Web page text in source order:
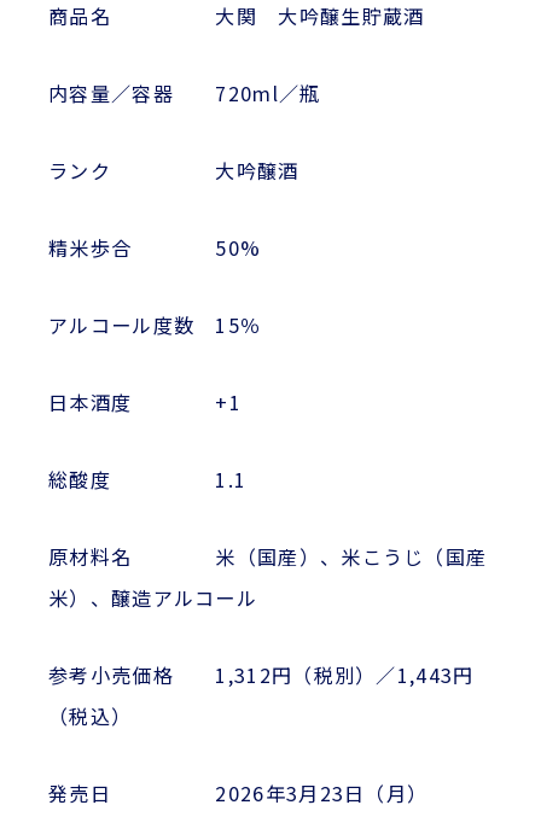
商品名 大関 大吟醸生貯蔵酒
内容量／容器 720ml／瓶
ランク 大吟醸酒
精米歩合 50%
アルコール度数 15％
日本酒度 +1
総酸度 1.1
原材料名 米（国産）、米こうじ（国産
米）、醸造アルコール
参考小売価格 1,312円（税別）／1,443円
（税込）
発売日 2026年3月23日（月）